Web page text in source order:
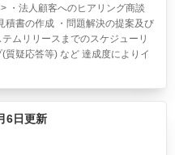
・法人顧客へのヒアリング商談
積書の作成 ・問題解決の提案及び
ムリリースまでのスケジューリ
疑応答等) など 達成度によりイ
6日更新